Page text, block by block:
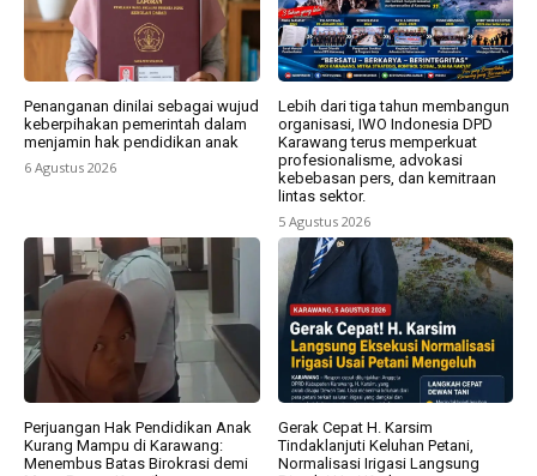
Penanganan dinilai sebagai wujud
keberpihakan pemerintah dalam
menjamin hak pendidikan anak
6 Agustus 2026
Lebih dari tiga tahun membangun
organisasi, IWO Indonesia DPD
Karawang terus memperkuat
profesionalisme, advokasi
kebebasan pers, dan kemitraan
lintas sektor.
5 Agustus 2026
Perjuangan Hak Pendidikan Anak
Kurang Mampu di Karawang:
Menembus Batas Birokrasi demi
Gerak Cepat H. Karsim
Tindaklanjuti Keluhan Petani,
Normalisasi Irigasi Langsung